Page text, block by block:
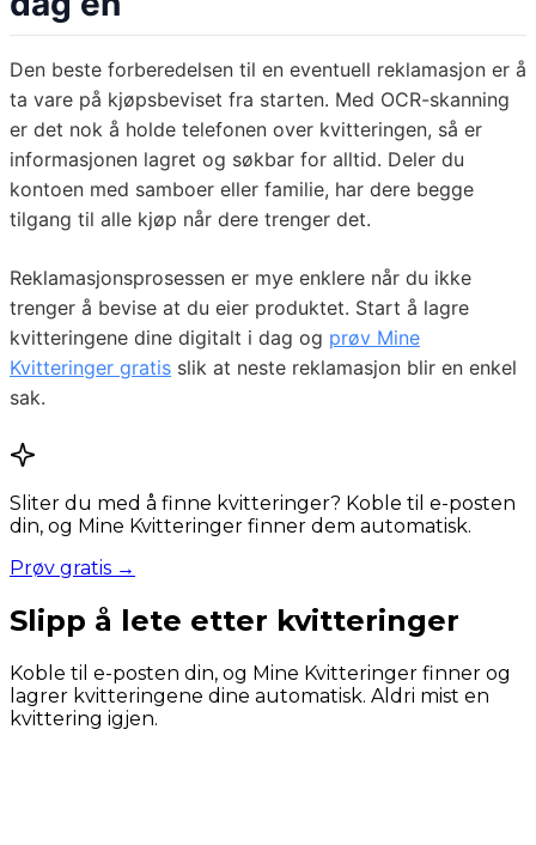
Den beste forberedelsen til en eventuell reklamasjon er å
ta vare på kjøpsbeviset fra starten. Med OCR-skanning
er det nok å holde telefonen over kvitteringen, så er
informasjonen lagret og søkbar for alltid. Deler du
kontoen med samboer eller familie, har dere begge
tilgang til alle kjøp når dere trenger det.
Reklamasjonsprosessen er mye enklere når du ikke
trenger å bevise at du eier produktet. Start å lagre
kvitteringene dine digitalt i dag og prøv Mine
Kvitteringer gratis slik at neste reklamasjon blir en enkel
sak.
Sliter du med å finne kvitteringer? Koble til e-posten
din, og Mine Kvitteringer finner dem automatisk.
Prøv gratis →
Slipp å lete etter kvitteringer
Koble til e-posten din, og Mine Kvitteringer finner og
lagrer kvitteringene dine automatisk. Aldri mist en
kvittering igjen.